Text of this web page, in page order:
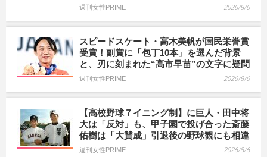
週刊女性PRIME 2026/8/6
スピードスケート・高木美帆が国民栄誉賞
受賞！副賞に「包丁10本」を選んだ背景
と、刃に刻まれた“高市早苗”の文字に疑問
週刊女性PRIME 2026/8/6
【高校野球７イニング制】に巨人・田中将
大は「反対」も、甲子園で投げ合った斎藤
佑樹は「大賛成」引退後の野球観にも相違
週刊女性PRIME 2026/8/6